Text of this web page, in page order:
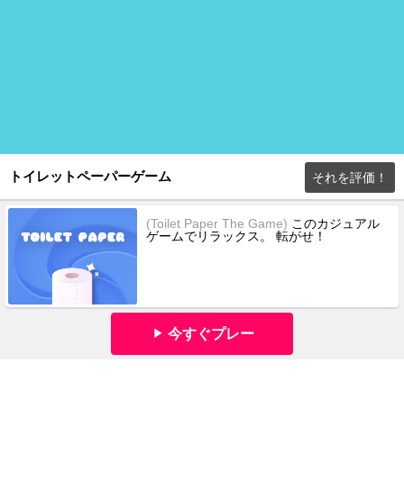
トイレットペーパーゲーム それを評価！
(Toilet Paper The Game) このカジュアル
ゲームでリラックス。 転がせ！
今すぐプレー